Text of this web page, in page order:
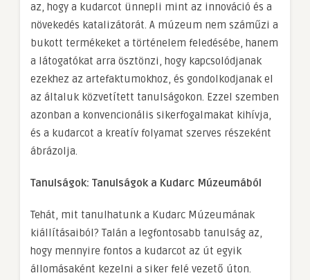
az, hogy a kudarcot ünnepli mint az innováció és a
növekedés katalizátorát. A múzeum nem száműzi a
bukott termékeket a történelem feledésébe, hanem
a látogatókat arra ösztönzi, hogy kapcsolódjanak
ezekhez az artefaktumokhoz, és gondolkodjanak el
az általuk közvetített tanulságokon. Ezzel szemben
azonban a konvencionális sikerfogalmakat kihívja,
és a kudarcot a kreatív folyamat szerves részeként
ábrázolja.
Tanulságok: Tanulságok a Kudarc Múzeumából
Tehát, mit tanulhatunk a Kudarc Múzeumának
kiállításaiból? Talán a legfontosabb tanulság az,
hogy mennyire fontos a kudarcot az út egyik
állomásaként kezelni a siker felé vezető úton.